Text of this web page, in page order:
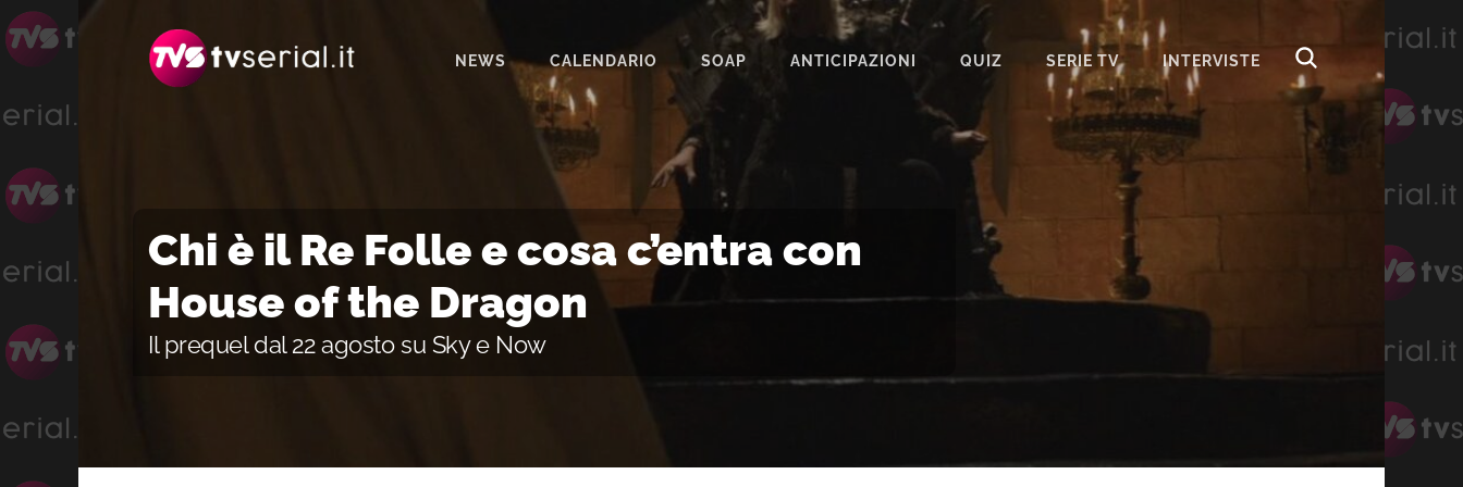
navigazione
contenuto
NEWS CALENDARIO SOAP
SEGRETI DI FAMIGLIA
TEMPESTA D’AMORE
ANTICIPAZIONI QUIZ SERIE TV INTERVISTE
Chi è il Re Folle e cosa c’entra con
House of the Dragon
Il prequel dal 22 agosto su Sky e Now